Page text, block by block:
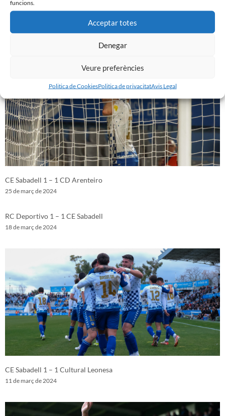
funcions.
Acceptar totes
Denegar
Veure preferències
Politica de CookiesPolitica de privacitatAvis Legal
FC Fuenlabrada 1 – 2 CE Sabadell
CE Sabadell 1 – 1 CD Arenteiro
25 de març de 2024
RC Deportivo 1 – 1 CE Sabadell
18 de març de 2024
CE Sabadell 1 – 1 Cultural Leonesa
11 de març de 2024